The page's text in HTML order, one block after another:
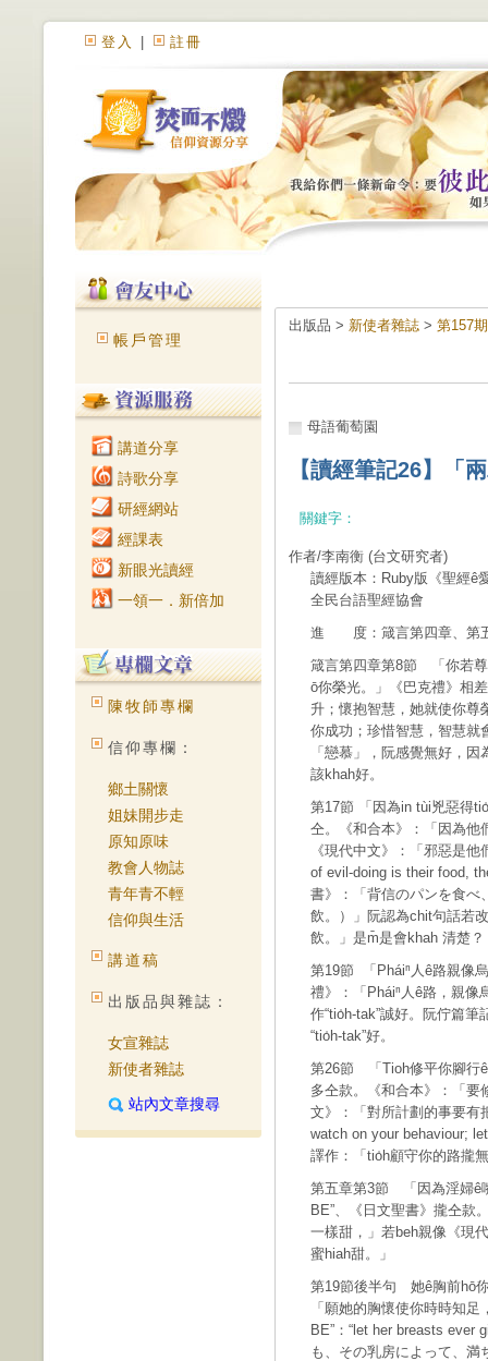
登入 註冊
帳戶管理
講道分享
詩歌分享
研經網站
經課表
新眼光讀經
一領一．新倍加
陳牧師專欄
信仰專欄：
鄉土關懷
姐妹開步走
原知原味
教會人物誌
青年青不輕
信仰與生活
講道稿
出版品與雜誌：
女宣雜誌
新使者雜誌
站內文章搜尋
出版品 > 新使者雜誌 > 第157
母語葡萄園
【讀經筆記26】
關鍵字：
作者/李南衡 (台文研究者)
讀經版本：Ruby版《聖經
全民台語聖經協會
進 度：箴言第四章、第
箴言第四章第8節 「你若尊
ō͘你榮光。」《巴克禮》相
升；懷抱智慧，她就使你尊
你成功；珍惜智慧，智慧就
「戀慕」，阮感覺無好，
該khah好。
第17節 「因為in tùi兇惡得
仝。《和合本》：「因為他
《現代中文》：「邪惡是他
of evil-doing is their food,
書》：「背信のパンを食べ
飲。）」阮認為chit句話若
飲。」是m̄是會khah 清楚？
第19節 「Pháiⁿ人ê路親像
禮》：「Pháiⁿ人ê路，親像
作“tio̍h-tak”誠好。阮佇篇
“tio̍h-tak”好。
第26節 「Tioh修平你腳行
多仝款。《和合本》：「要
文》：「對所計劃的事要有
watch on your behaviour;
譯作：「tio̍h顧守你的路攏
第五章第3節 「因為淫婦ê
BE”、《日文聖書》攏仝款
一樣甜，」若beh親像《現
蜜hiah甜。」
第19節後半句 她ê胸前hō͘
「願她的胸懷使你時時知
BE”：“let her breasts ever
も、その乳房によって、満